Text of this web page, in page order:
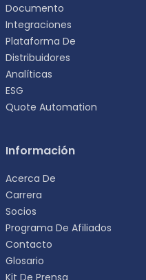
Documento
Integraciones
Plataforma De
Distribuidores
Analíticas
ESG
Quote Automation
Información
Acerca De
Carrera
Socios
Programa De Afiliados
Contacto
Glosario